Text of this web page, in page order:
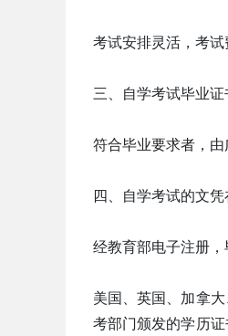
考试安排灵活，考试
三、自学考试毕业
符合毕业要求者，由
四、自学考试的文
经教育部电子注册，
美国、英国、加拿
考部门颁发的学历